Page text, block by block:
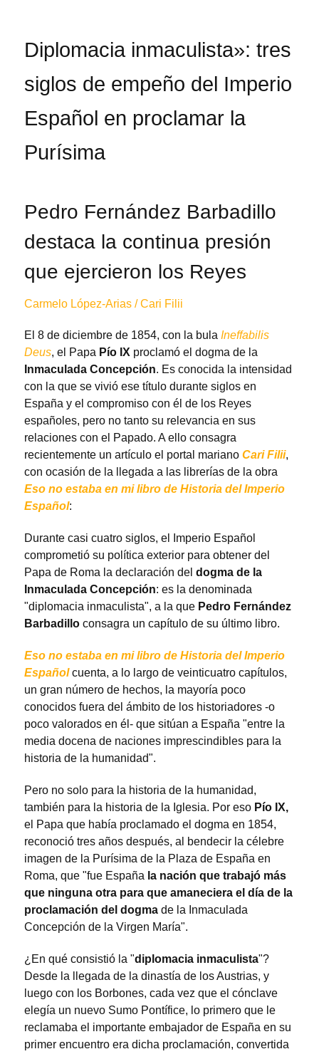
Diplomacia inmaculista»: tres
siglos de empeño del Imperio
Español en proclamar la
Purísima
Pedro Fernández Barbadillo
destaca la continua presión
que ejercieron los Reyes
Carmelo López-Arias / Cari Filii
El 8 de diciembre de 1854, con la bula Ineffabilis
Deus, el Papa Pío IX proclamó el dogma de la
Inmaculada Concepción. Es conocida la intensidad
con la que se vivió ese título durante siglos en
España y el compromiso con él de los Reyes
españoles, pero no tanto su relevancia en sus
relaciones con el Papado. A ello consagra
recientemente un artículo el portal mariano Cari Filii,
con ocasión de la llegada a las librerías de la obra
Eso no estaba en mi libro de Historia del Imperio
Español:
Durante casi cuatro siglos, el Imperio Español
comprometió su política exterior para obtener del
Papa de Roma la declaración del dogma de la
Inmaculada Concepción: es la denominada
"diplomacia inmaculista", a la que Pedro Fernández
Barbadillo consagra un capítulo de su último libro.
Eso no estaba en mi libro de Historia del Imperio
Español cuenta, a lo largo de veinticuatro capítulos,
un gran número de hechos, la mayoría poco
conocidos fuera del ámbito de los historiadores -o
poco valorados en él- que sitúan a España "entre la
media docena de naciones imprescindibles para la
historia de la humanidad".
Pero no solo para la historia de la humanidad,
también para la historia de la Iglesia. Por eso Pío IX,
el Papa que había proclamado el dogma en 1854,
reconoció tres años después, al bendecir la célebre
imagen de la Purísima de la Plaza de España en
Roma, que "fue España la nación que trabajó más
que ninguna otra para que amaneciera el día de la
proclamación del dogma de la Inmaculada
Concepción de la Virgen María".
¿En qué consistió la "diplomacia inmaculista"?
Desde la llegada de la dinastía de los Austrias, y
luego con los Borbones, cada vez que el cónclave
elegía un nuevo Sumo Pontífice, lo primero que le
reclamaba el importante embajador de España en su
primer encuentro era dicha proclamación, convertida